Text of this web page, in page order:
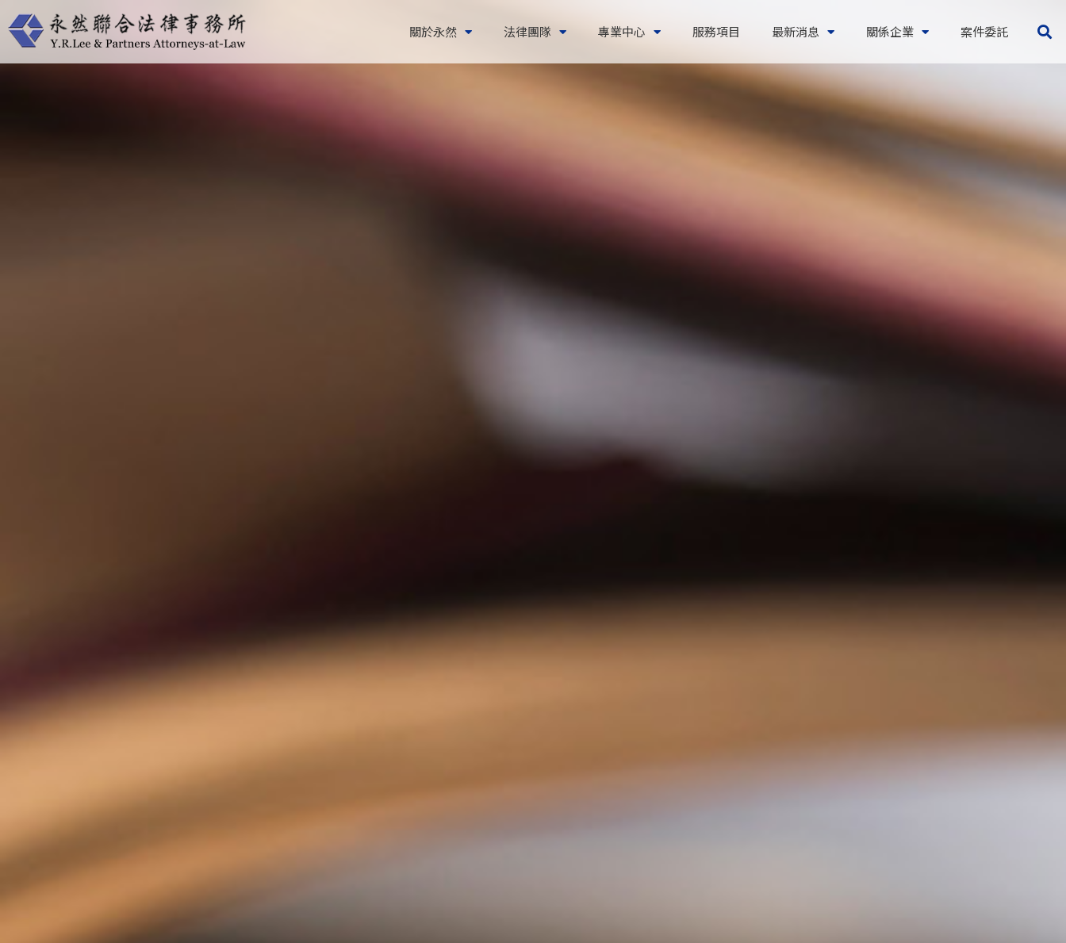
至
關於永然 法律團隊 專業中心 服務項目 最新消息 關係企業 案件委託